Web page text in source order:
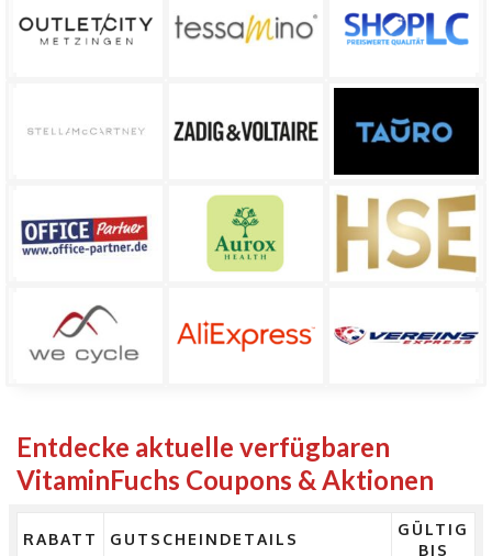
Entdecke aktuelle verfügbaren
VitaminFuchs Coupons & Aktionen
RABATT GUTSCHEINDETAILS
GÜLTIG
BIS